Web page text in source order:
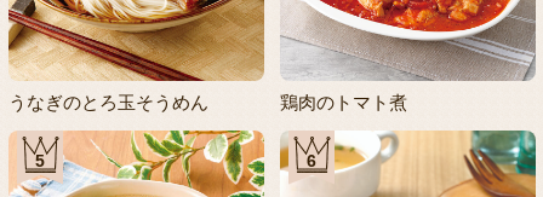
うなぎのとろ玉そうめん 鶏肉のトマト煮
5 6